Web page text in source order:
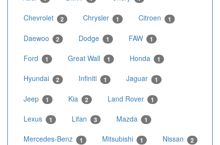
Chevrolet 2 Chrysler 1 Citroen 1
Daewoo 2 Dodge 1 FAW 1
Ford 1 Great Wall 1 Honda 1
Hyundai 2 Infiniti 1 Jaguar 1
Jeep 1 Kia 2 Land Rover 1
Lexus 1 Lifan 3 Mazda 1
Mercedes-Benz 1 Mitsubishi 1 Nissan 2